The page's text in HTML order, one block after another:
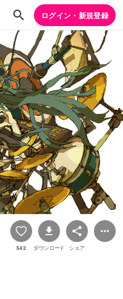
ログイン・新規登録
542 ダウンロード シェア